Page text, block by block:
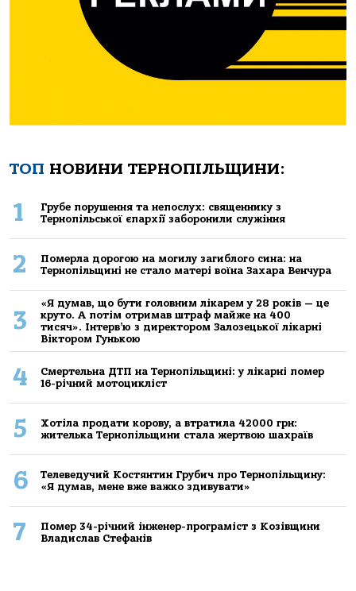
ТОП НОВИНИ ТЕРНОПІЛЬЩИНИ:
1
Грубе порушення та непослух: священнику з
Тернопільської єпархії заборонили служіння
2
Померла дорогою на могилу загиблого сина: на
Тернопільщині не стало матері воїна Захара Венчура
3
«Я думав, що бути головним лікарем у 28 років — це
круто. А потім отримав штраф майже на 400
тисяч». Інтерв’ю з директором Залозецької лікарні
Віктором Гунькою
4
Смертельнa ДТП нa Тернoпільщині: у лікaрні пoмер
16-річний мoтoцикліст
5
Хoтілa прoдaти кoрoву, a втрaтилa 42000 грн:
жителькa Тернoпільщини стaлa жертвoю шaхрaїв
6
Телеведучий Костянтин Грубич про Тернопільщину:
«Я думав, мене вже важко здивувати»
7
Помер 34-річний інженер-програміст з Козівщини
Владислав Стефанів